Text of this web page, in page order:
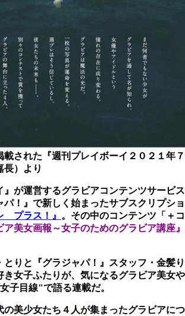
載された『週刊プレイボーイ２０２１年７
長）より
』が運営するグラビアコンテンツサービス
！』で新しく始まったサブスクリプショ
プラス！』 。その中のコンテンツ「＋コ
ア美女画報～女子のためのグラビア講座』
とりと『グラジャパ！』スタッフ・金髪り
き女子ふたりが、気になるグラビア美女や
子目線"で語る連載だ。
の美少女たち４人が集まったグラビアにつ